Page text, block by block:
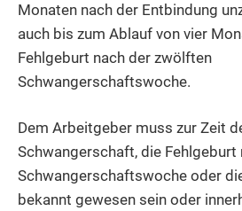
Monaten nach der Entbindung
auch bis zum Ablauf von vier
Fehlgeburt nach der zwölften
Schwangerschaftswoche.
Dem Arbeitgeber muss zur Zeit
Schwangerschaft, die Fehlgeburt
Schwangerschaftswoche oder
bekannt gewesen sein oder